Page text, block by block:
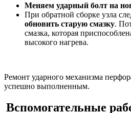
Меняем ударный болт на
При обратной сборке узла
обновить старую смазку.
смазка, которая
высокого нагрева.
Ремонт ударного механизма
успешно выполненным.
Вспомогательные